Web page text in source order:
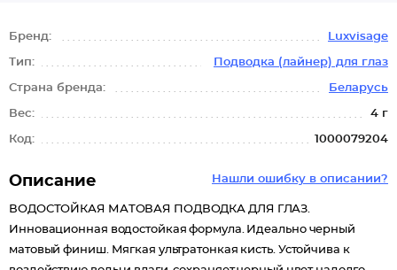
Бренд: Luxvisage
Тип: Подводка (лайнер) для глаз
Страна бренда: Беларусь
Вес: 4 г
Код: 1000079204
Нашли ошибку в описании?
Описание
ВОДОСТОЙКАЯ МАТОВАЯ ПОДВОДКА ДЛЯ ГЛАЗ.
Инновационная водостойкая формула. Идеально черный
матовый финиш. Мягкая ультратонкая кисть. Устойчива к